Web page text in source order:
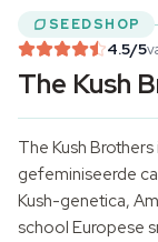
SEEDSHOP
4.5/5
The Kush
The Kush
gefeminiseerde
Kush-genetica,
school Europese